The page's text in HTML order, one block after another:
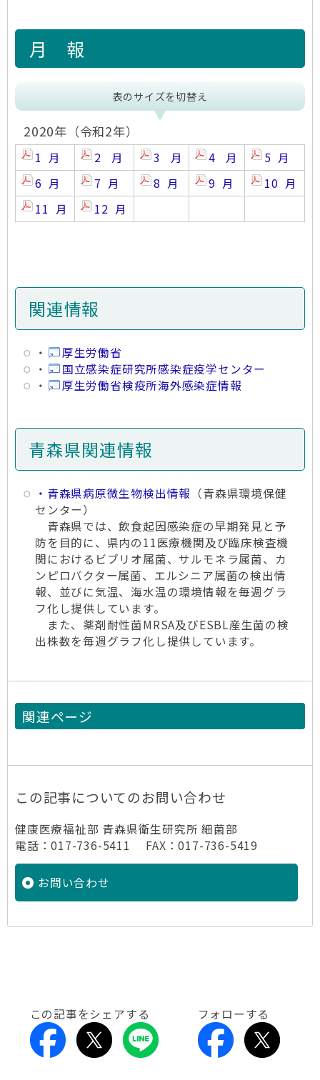
月 報
表のサイズを切替え
2020年（令和2年）
1 月 2 月 3 月 4 月
5 月
6 月
7 月 8 月 9 月
10 月
11 月
12 月
関連情報
・
厚生労働省
・
国立感染症研究所感染症疫学センター
・
厚生労働省検疫所海外感染症情報
青森県関連情報
・青森県病原微生物検出情報 （青森県環境保健
センター）
青森県では、飲食起因感染症の早期発見と予
防を目的に、県内の11医療機関及び臨床検査機
関におけるビブリオ属菌、サルモネラ属菌、カ
ンピロバクター属菌、エルシニア属菌の検出情
報、並びに気温、海水温の環境情報を毎週グラ
フ化し提供しています。
また、薬剤耐性菌MRSA及びESBL産生菌の検
出株数を毎週グラフ化し提供しています。
関連ページ
この記事についてのお問い合わせ
健康医療福祉部 青森県衛生研究所 細菌部
電話：017-736-5411 FAX：017-736-5419
お問い合わせ
この記事をシェアする フォローする